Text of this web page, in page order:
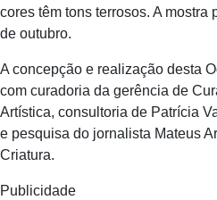
cores têm tons terrosos. A mostra
de outubro.
A concepção e realização desta
com curadoria da gerência de
Artística, consultoria de Patrícia
e pesquisa do jornalista Mateus
Criatura.
Publicidade